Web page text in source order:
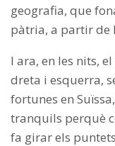
geografia, que
pàtria, a partir de
I ara, en les nits,
dreta i esquerra,
fortunes en
tranquils perquè
fa girar els